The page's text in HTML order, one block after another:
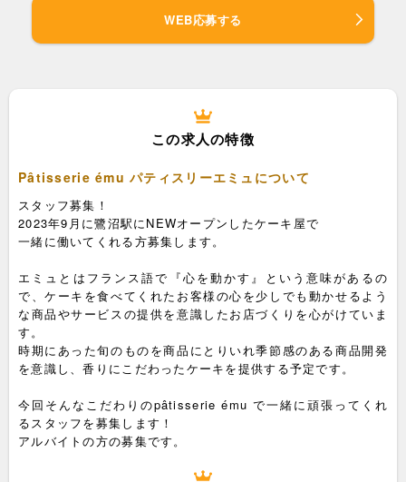
WEB応募する
この求人の特徴
Pâtisserie ému パティスリーエミュについて
スタッフ募集！
2023年9月に鷺沼駅にNEWオープンしたケーキ屋で
一緒に働いてくれる方募集します。
エミュとはフランス語で『心を動かす』という意味があるの
で、ケーキを食べてくれたお客様の心を少しでも動かせるよう
な商品やサービスの提供を意識したお店づくりを心がけていま
す。
時期にあった旬のものを商品にとりいれ季節感のある商品開発
を意識し、香りにこだわったケーキを提供する予定です。
今回そんなこだわりのpâtisserie ému で一緒に頑張ってくれ
るスタッフを募集します！
アルバイトの方の募集です。